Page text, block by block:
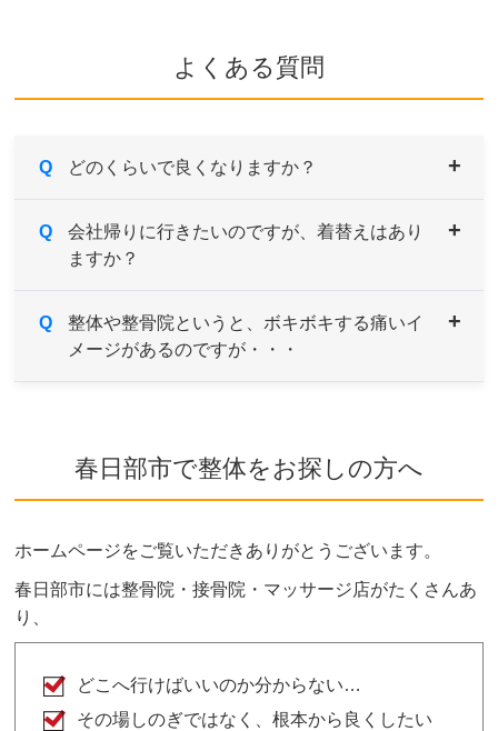
よくある質問
Q どのくらいで良くなりますか？
A
症状により異なりますが、痛みや違和感などがあ
るようでしたら続けてご来院していただき、経過
症状の原因である根本を改善していくためには、
約1～３ヶ月を目安とお考えください。
Q
会社帰りに行きたいのですが、着替えはあり
ますか？
A
男性用・女性用と共にご用意しております。サイ
ズも選べますのでお気軽にお申し付けください。
Q
整体や整骨院というと、ボキボキする痛いイ
メージがあるのですが・・・
ご希望や症状によりボキボキする矯正もあります
が、痛みを感じないよう熟練した施術家が対応し
ボキボキが苦手な方はお気軽にご相談ください。
春日部市で整体をお探しの方へ
ホームページをご覧いただきありがとうございます。
春日部市には整骨院・接骨院・マッサージ店がたくさんあ
り、
どこへ行けばいいのか分からない…
その場しのぎではなく、根本から良くしたい